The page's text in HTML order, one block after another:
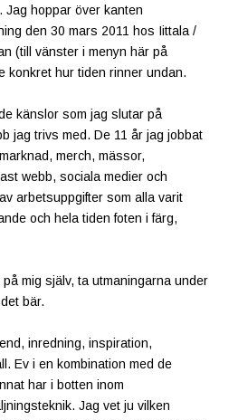
hoppar över kanten
den 30 mars 2011 hos Iittala /
(till vänster i menyn här på
konkret hur tiden rinner undan.
känslor som jag slutar på
jag trivs med. De 11 år jag jobbat
merch, mässor,
webb, sociala medier och
arbetsuppgifter som alla varit
och hela tiden foten i färg,
mig själv, ta utmaningarna under
bär.
inredning, inspiration,
Ev i en kombination med de
har i botten inom
Jag vet ju vilken